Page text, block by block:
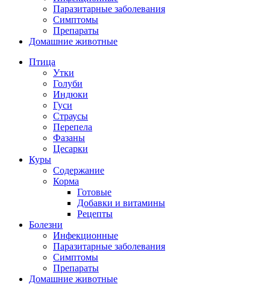
Паразитарные заболевания
Симптомы
Препараты
Домашние животные
Птица
Утки
Голуби
Индюки
Гуси
Страусы
Перепела
Фазаны
Цесарки
Куры
Содержание
Корма
Готовые
Добавки и витамины
Рецепты
Болезни
Инфекционные
Паразитарные заболевания
Симптомы
Препараты
Домашние животные